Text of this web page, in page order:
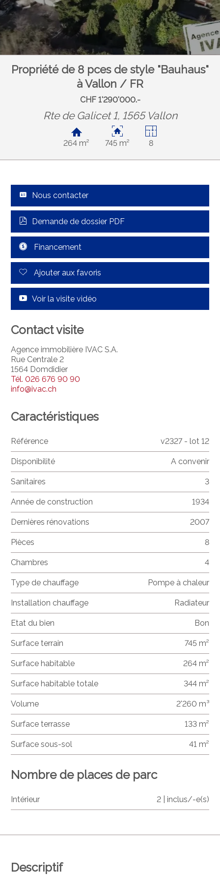
Propriété de 8 pces de style "Bauhaus"
à Vallon / FR
CHF 1'290'000.-
Rte de Galicet 1, 1565 Vallon
264 m² 745 m² 8
Descriptif
Nous contacter
Demande de dossier PDF
Financement
Ajouter aux favoris
Voir la visite vidéo
Contact visite
Agence immobilière IVAC S.A.
Rue Centrale 2
1564 Domdidier
Tél.026 676 90 90
info@ivac.ch
Caractéristiques
Référence v2327 - lot 12
Disponibilité A convenir
Sanitaires 3
Année de construction 1934
Dernières rénovations 2007
Pièces 8
Chambres 4
Type de chauffage Pompe à chaleur
Installation chauffage Radiateur
Etat du bien Bon
Surface terrain 745 m²
Surface habitable 264 m²
Surface habitable totale 344 m²
Volume 2'260 m³
Surface terrasse 133 m²
Surface sous-sol 41 m²
Nombre de places de parc
Intérieur 2 | inclus/-e(s)